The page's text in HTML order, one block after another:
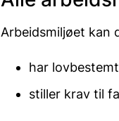
Arbeidsmiljøet kan
har
stiller krav til